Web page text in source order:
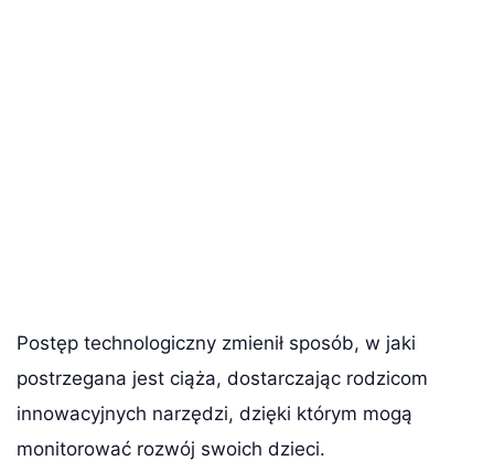
Postęp technologiczny zmienił sposób, w jaki
postrzegana jest ciąża, dostarczając rodzicom
innowacyjnych narzędzi, dzięki którym mogą
monitorować rozwój swoich dzieci.